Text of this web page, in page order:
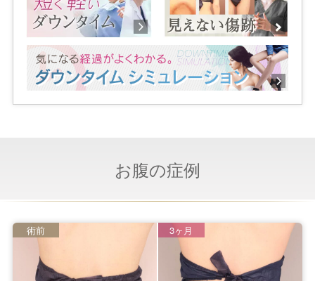
お腹の症例
術前 3ヶ月